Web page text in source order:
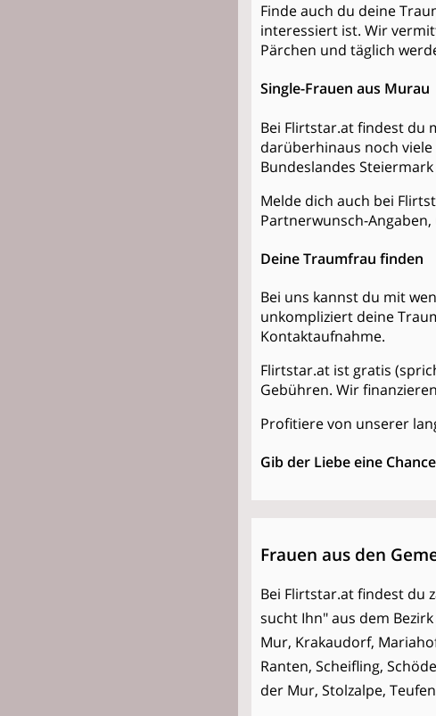
Finde auch du deine
interessiert ist. Wir
Pärchen und täglich
Single-Frauen aus Murau
Bei Flirtstar.at findest du
darüberhinaus noch
Bundeslandes
Melde dich auch bei
Partnerwunsch-
Deine Traumfrau finden
Bei uns kannst du mit
unkompliziert deine
Kontaktaufnahme.
Flirtstar.at ist gratis
Gebühren. Wir
Profitiere von unserer
Gib der Liebe eine
Frauen aus den
Bei Flirtstar.at findest du
sucht Ihn" aus dem
Mur, Krakaudorf,
Ranten, Scheifling,
der Mur, Stolzalpe,